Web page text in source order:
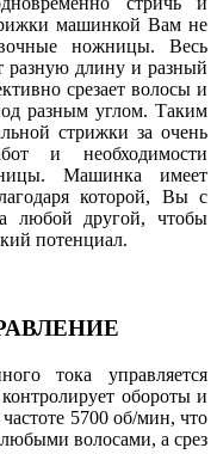
машинкой Вам не
ножницы. Весь
разную длину и разный
срезает волосы и
разным углом. Таким
стрижки за очень
и необходимости
Машинка имеет
которой, Вы с
любой другой, чтобы
потенциал.
тока управляется
обороты и
5700 об/мин, что
волосами, а срез